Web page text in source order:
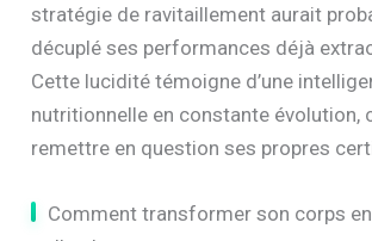
stratégie de ravitaillement aurait
décuplé ses performances déjà
Cette lucidité témoigne d’une
nutritionnelle en constante évolution,
remettre en question ses propres
Comment transformer son corps